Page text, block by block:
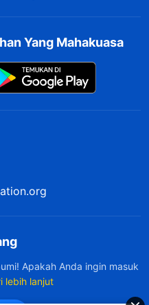
Yang Mahakuasa
Apakah Anda ingin masuk
lebih lanjut